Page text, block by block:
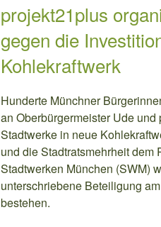
projekt21plus
gegen die
Kohlekraftwerk
Hunderte Münchner
an Oberbürgermeister Ude
Stadtwerke in neue
und die Stadtratsmehrheit dem
Stadtwerken München (SWM)
unterschriebene Beteiligung
bestehen.